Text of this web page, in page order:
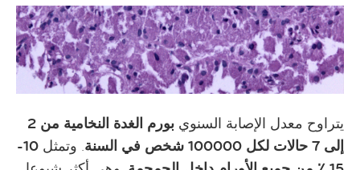
يتراوح معدل الإصابة السنوي
بورم الغدة النخامية من 2
إلى 7 حالات لكل 100000 شخص في السنة
. وتمثل
10-